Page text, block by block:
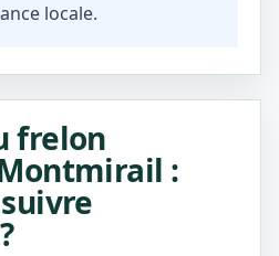
locale.
frelon
: